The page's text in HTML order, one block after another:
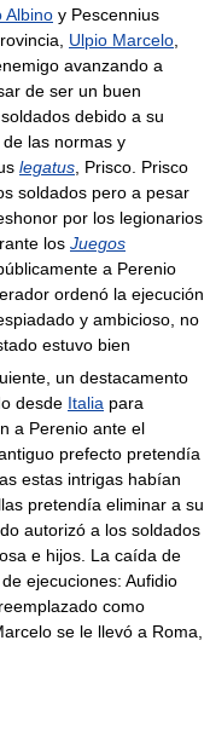
Albino y Pescennius
Ulpio Marcelo
avanzando a
de ser un buen
debido a su
las normas y
legatus , Prisco. Prisco
soldados pero a pesar
por los legionarios
los Juegos
a Perenio
ordenó la ejecución
y ambicioso, no
estuvo bien
un destacamento
desde Italia para
a Perenio ante el
prefecto pretendía
estas intrigas habían
pretendía eliminar a su
autorizó a los soldados
e hijos. La caída de
ejecuciones: Aufidio
como
se le llevó a Roma,